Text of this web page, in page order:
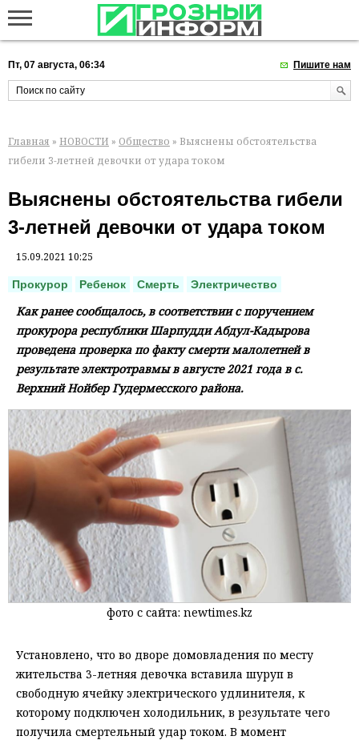
Пт, 07 августа, 06:34 Пишите нам
Главная » НОВОСТИ » Общество » Выяснены обстоятельства
гибели 3-летней девочки от удара током
Выяснены обстоятельства гибели
3-летней девочки от удара током
15.09.2021 10:25
Прокурор Ребенок Смерть Электричество
Как ранее сообщалось, в соответствии с поручением
прокурора республики Шарпудди Абдул-Кадырова
проведена проверка по факту смерти малолетней в
результате электротравмы в августе 2021 года в с.
Верхний Нойбер Гудермесского района.
фото с сайта: newtimes.kz
Установлено, что во дворе домовладения по месту
жительства 3-летняя девочка вставила шуруп в
свободную ячейку электрического удлинителя, к
которому подключен холодильник, в результате чего
получила смертельный удар током. В момент